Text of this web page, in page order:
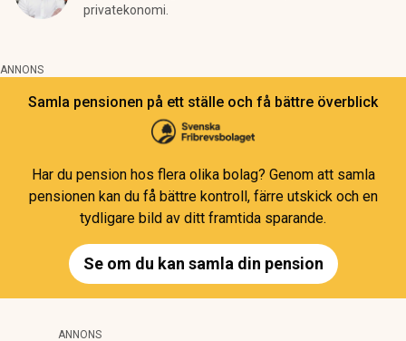
privatekonomi.
ANNONS
Samla pensionen på ett ställe och få bättre överblick
Har du pension hos flera olika bolag? Genom att samla
pensionen kan du få bättre kontroll, färre utskick och en
tydligare bild av ditt framtida sparande.
Se om du kan samla din pension
ANNONS